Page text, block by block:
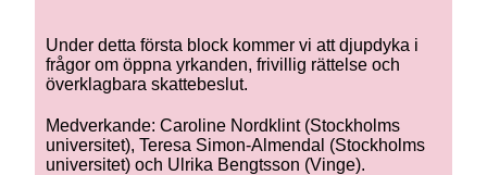
Under detta första block kommer vi att djupdyka i
frågor om öppna yrkanden, frivillig rättelse och
överklagbara skattebeslut.
Medverkande: Caroline Nordklint (Stockholms
universitet), Teresa Simon-Almendal (Stockholms
universitet) och Ulrika Bengtsson (Vinge).